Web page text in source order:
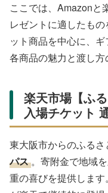
ここでは、Amazonと
レゼントに適したも
ット商品を中心に、ギ
各商品の魅力と渡し方
楽天市場【ふ
入場チケット
東大阪市からのふる
パス 。寄附金で地域
重の喜びを提供しま